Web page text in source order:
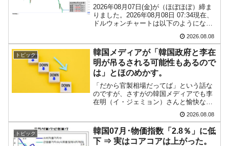
『Money1』
韓国･帰ってきた李在明。李在明を支持しな
い「50.5％」に上昇
韓国大統領府ボンクラ政策室長が告発された
⇒ 国家が行った恐るべき株価操作であり、空前の国政壟断
『Money1』
韓国･警察職員が「丸刈りになって抗議活
中国だけが鉄鋼輸出を異常増加させる ⇒ 中
国の過剰生産が世界を蝕む。
『Money1』
韓国製造業「半導体絶好調」のウラで他業種
は全般的「不調」⇒ PSIが示す現況は決して良くない。
2026年08月07日(金)が（ほぼほぼ）締ま
りました。2026年08月08日 07:34現在、
ドルウォンチャートは以下のようになっ
より引用：以下同）。陰線が伸びまし
た。2026年08月第1...
2026.08.08
トピック
韓国メディアが「韓国政府と李在
明が吊るされる可能性もあるので
は」とほのめかす。
「だから官製相場だってば」という話な
のですが、さすがの韓国メディアでも李
在明（イ・ジェミョン）さんと愉快な仲
ています。もちろん株価の暴落について
で『朝鮮日報』に面白い記事が出ていま
す。「東西南北」というコ...
2026.08.08
トピック
韓国07月･物価指数「2.8％」に低
下 ⇒ 実はコアコアは上がった。